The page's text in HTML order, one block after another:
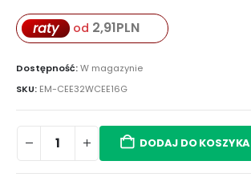
raty od 2,91PLN
Dostępność:W magazynie
SKU: EM-CEE32WCEE16G
DODAJ DO KOSZYKA